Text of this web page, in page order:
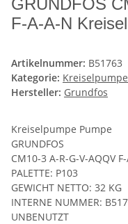
F-A-A-N
Artikelnummer: B51763
Kategorie:
Hersteller: Grundfos
Kreiselpumpe Pumpe
GRUNDFOS
CM10-3 A-R-G-V-AQQV
PALETTE: P103
GEWICHT NETTO: 32 KG
INTERNE NUMMER:
UNBENUTZT